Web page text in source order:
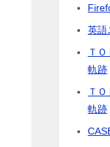
英語
Ｔ
軌跡
Ｔ
軌跡